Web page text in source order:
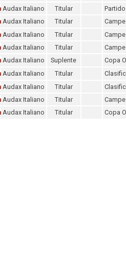
Audax Italiano Titular
Audax Italiano Titular
Audax Italiano Titular
Audax Italiano Titular
Audax Italiano Suplente
Copa
Audax Italiano Titular
Audax Italiano Titular
Audax Italiano Titular
Audax Italiano Titular Copa